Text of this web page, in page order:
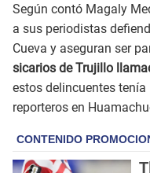
Según contó Magaly
a sus periodistas
Cueva y aseguran ser
sicarios de Trujillo
estos delincuentes
reporteros en